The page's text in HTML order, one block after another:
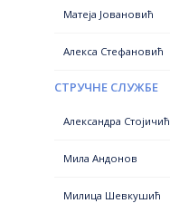
Матеја Јовановић
Алекса Стефановић
СТРУЧНЕ СЛУЖБЕ
Александра Стојичић
Мила Андонов
Милица Шевкушић